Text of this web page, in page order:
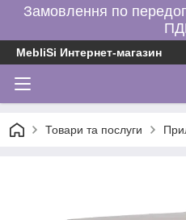
Замовлення по
MebliSi Интернет-магазин
Товари та послуги